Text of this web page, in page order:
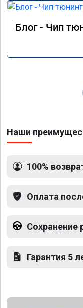
Блог - Чип
Наши
100%
Оплата
Сохранение
Гарантия 5